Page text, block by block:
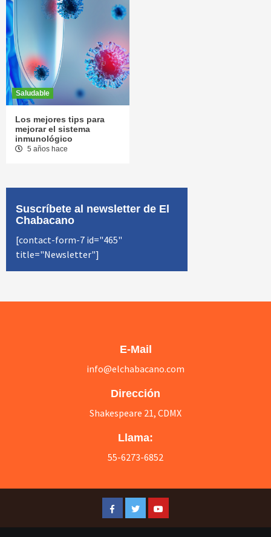
Saludable
Los mejores tips para
mejorar el sistema
inmunológico
5 años hace
Suscríbete al newsletter de El
Chabacano
[contact-form-7 id="465"
title="Newsletter"]
E-Mail
info@elchabacano.com
Dirección
Shakespeare 21, CDMX
Llama:
55-6273-6852
FacebookTwitterYoutube